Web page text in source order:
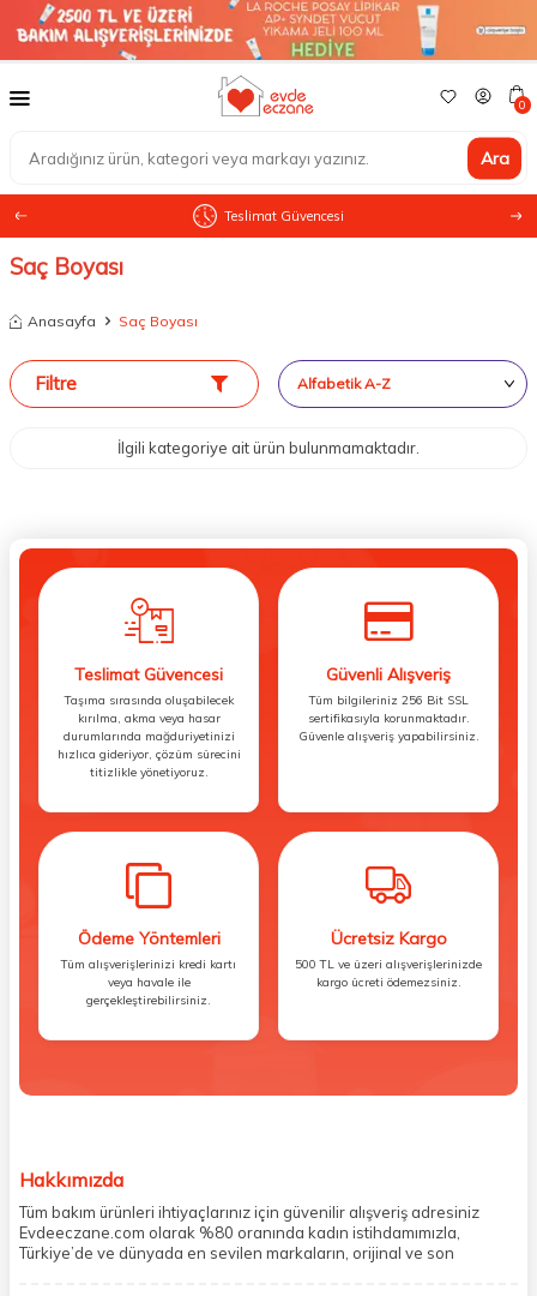
Ara
0
Teslimat Güvencesi
Saç Boyası
Anasayfa Saç Boyası
Filtre
İlgili kategoriye ait ürün bulunmamaktadır.
Teslimat Güvencesi
Taşıma sırasında oluşabilecek
kırılma, akma veya hasar
durumlarında mağduriyetinizi
hızlıca gideriyor, çözüm sürecini
titizlikle yönetiyoruz.
Güvenli Alışveriş
Tüm bilgileriniz 256 Bit SSL
sertifikasıyla korunmaktadır.
Güvenle alışveriş yapabilirsiniz.
Ödeme Yöntemleri
Tüm alışverişlerinizi kredi kartı
veya havale ile
gerçekleştirebilirsiniz.
Ücretsiz Kargo
500 TL ve üzeri alışverişlerinizde
kargo ücreti ödemezsiniz.
Hakkımızda
Tüm bakım ürünleri ihtiyaçlarınız için güvenilir alışveriş adresiniz
Evdeeczane.com olarak %80 oranında kadın istihdamımızla,
Türkiye’de ve dünyada en sevilen markaların, orijinal ve son